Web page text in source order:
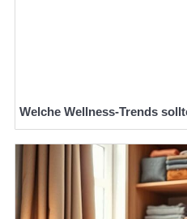
Welche Wellness-Trends